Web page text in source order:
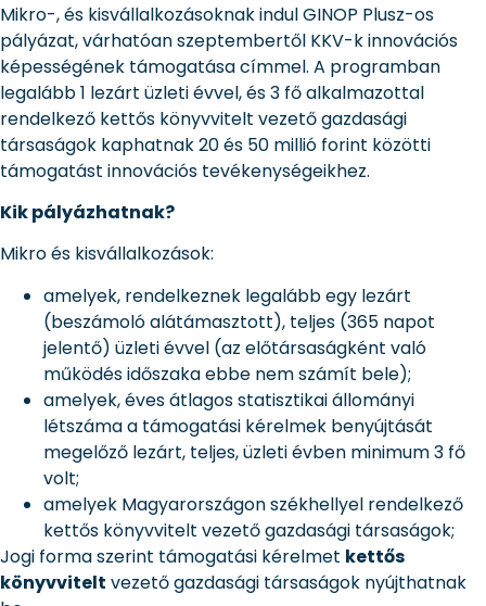
Mikro-, és kisvállalkozásoknak indul GINOP Plusz-os
pályázat, várhatóan szeptembertől KKV-k innovációs
képességének támogatása címmel. A programban
legalább 1 lezárt üzleti évvel, és 3 fő alkalmazottal
rendelkező kettős könyvvitelt vezető gazdasági
társaságok kaphatnak 20 és 50 millió forint közötti
támogatást innovációs tevékenységeikhez.
Kik pályázhatnak?
Mikro és kisvállalkozások:
amelyek, rendelkeznek legalább egy lezárt
(beszámoló alátámasztott), teljes (365 napot
jelentő) üzleti évvel (az előtársaságként való
működés időszaka ebbe nem számít bele);
amelyek, éves átlagos statisztikai állományi
létszáma a támogatási kérelmek benyújtását
megelőző lezárt, teljes, üzleti évben minimum 3 fő
volt;
amelyek Magyarországon székhellyel rendelkező
kettős könyvvitelt vezető gazdasági társaságok;
Jogi forma szerint támogatási kérelmet kettős
könyvvitelt vezető gazdasági társaságok nyújthatnak